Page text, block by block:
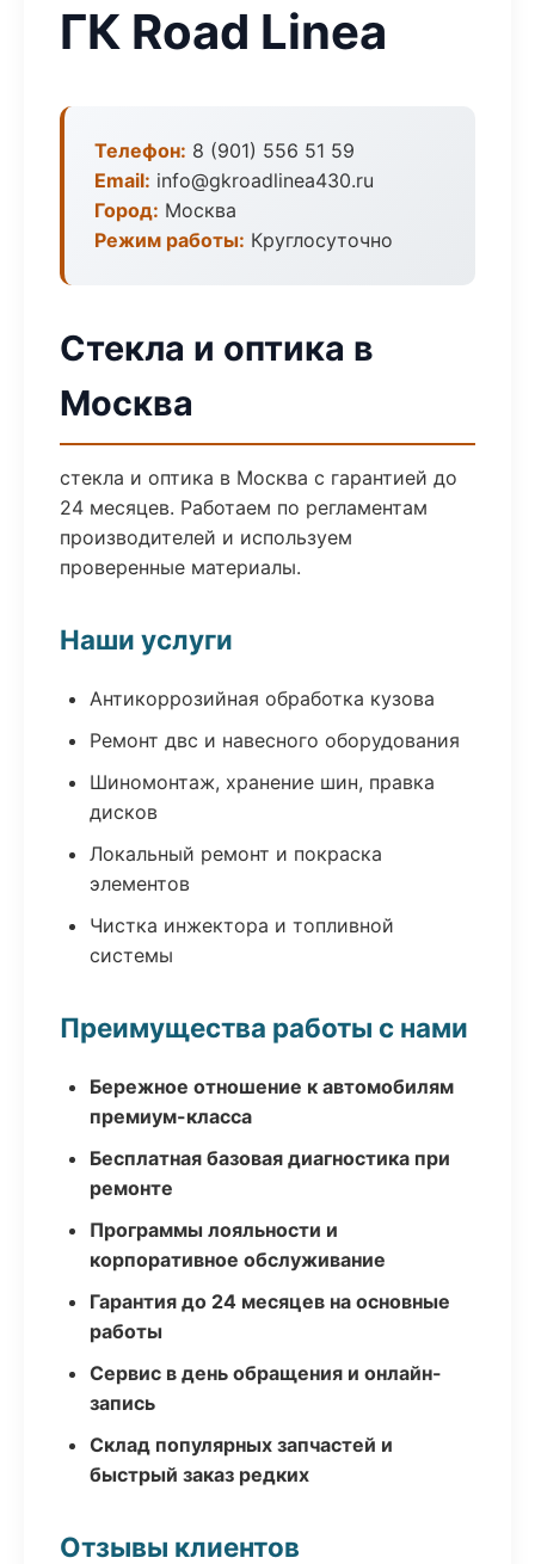
ГК Road Linea
Телефон: 8 (901) 556 51 59
Email: info@gkroadlinea430.ru
Город: Москва
Режим работы: Круглосуточно
Стекла и оптика в
Москва
стекла и оптика в Москва с гарантией до
24 месяцев. Работаем по регламентам
производителей и используем
проверенные материалы.
Наши услуги
Антикоррозийная обработка кузова
Ремонт двс и навесного оборудования
Шиномонтаж, хранение шин, правка
дисков
Локальный ремонт и покраска
элементов
Чистка инжектора и топливной
системы
Преимущества работы с нами
Бережное отношение к автомобилям
премиум-класса
Бесплатная базовая диагностика при
ремонте
Программы лояльности и
корпоративное обслуживание
Гарантия до 24 месяцев на основные
работы
Сервис в день обращения и онлайн-
запись
Склад популярных запчастей и
быстрый заказ редких
Отзывы клиентов